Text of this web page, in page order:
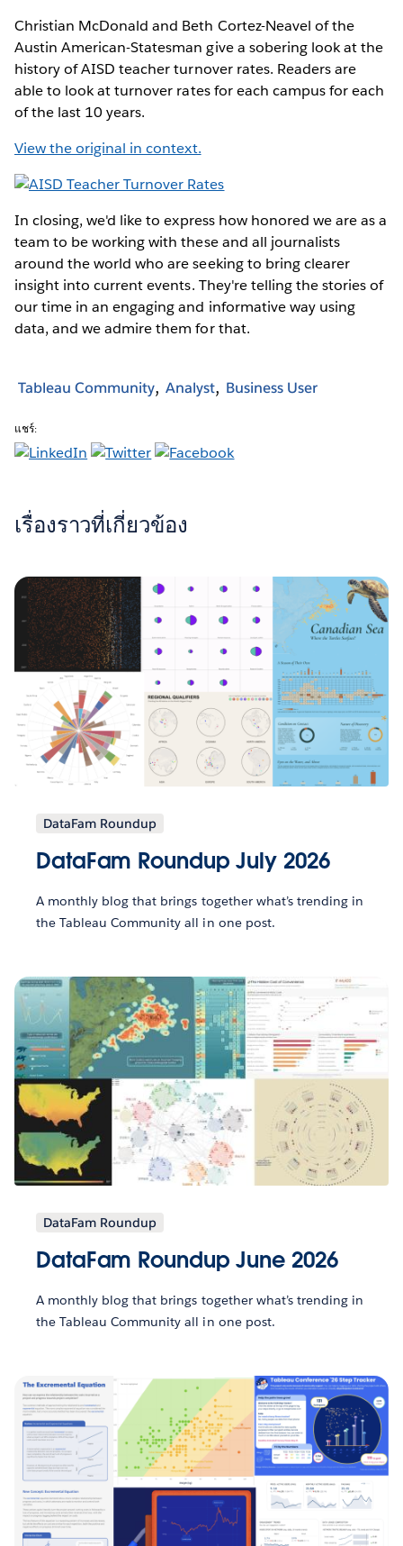
Christian McDonald and Beth Cortez-Neavel of the
Austin American-Statesman give a sobering look at the
history of AISD teacher turnover rates. Readers are
able to look at turnover rates for each campus for each
of the last 10 years.
View the original in context.
In closing, we'd like to express how honored we are as a
team to be working with these and all journalists
around the world who are seeking to bring clearer
insight into current events. They're telling the stories of
our time in an engaging and informative way using
data, and we admire them for that.
Tableau Community Analyst Business User
แชร์:
เรื่องราวที่เกี่ยวข้อง
DataFam Roundup
DataFam Roundup July 2026
A monthly blog that brings together what’s trending in
the Tableau Community all in one post.
DataFam Roundup
DataFam Roundup June 2026
A monthly blog that brings together what’s trending in
the Tableau Community all in one post.